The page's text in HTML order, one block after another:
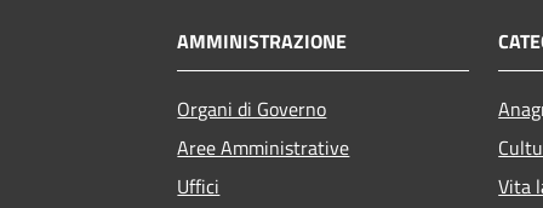
AMMINISTRAZIONE
Organi di Governo
Aree Amministrative
Uffici
Vita